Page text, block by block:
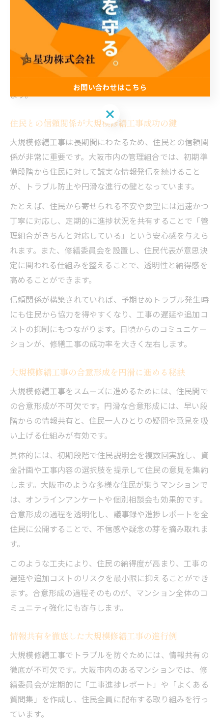
を設けることで、納得感を高めることができます。
説明の際は、専門用語を避けて平易な表現を心がけると
ともに、過去の修繕事例や他マンションの成功例・失敗
例も紹介しましょう。これにより、住民が自分事として
捉えやすくなり、合意形成のスピードアップにつながり
ます。
住民との信頼関係が大規模修繕工事成功の鍵
大規模修繕工事は長期間にわたるため、住民との信頼関
係が非常に重要です。大阪市内の管理組合では、初期準
備段階から住民に対して誠実な情報発信を続けること
が、トラブル防止や円滑な進行の鍵となっています。
たとえば、住民から寄せられる不安や要望には迅速かつ
丁寧に対応し、定期的に進捗状況を共有することで「管
理組合がきちんと対応している」という安心感を与えら
れます。また、修繕委員会を設置し、住民代表が意思決
定に関われる仕組みを整えることで、透明性と納得感を
高めることができます。
信頼関係が構築されていれば、予期せぬトラブル発生時
にも住民から協力を得やすくなり、工事の遅延や追加コ
ストの抑制にもつながります。日頃からのコミュニケー
ションが、修繕工事の成功率を大きく左右します。
大規模修繕工事の合意形成を円滑に進める秘訣
大規模修繕工事をスムーズに進めるためには、住民間で
の合意形成が不可欠です。円滑な合意形成には、早い段
階からの情報共有と、住民一人ひとりの疑問や意見を吸
い上げる仕組みが有効です。
具体的には、初期段階で住民説明会を複数回実施し、資
金計画や工事内容の選択肢を提示して住民の意見を集約
します。大阪市のような多様な住民が集うマンションで
は、オンラインアンケートや個別相談会も効果的です。
合意形成の過程を透明化し、議事録や進捗レポートを全
住民に公開することで、不信感や疑念の芽を摘み取れま
す。
このような工夫により、住民の納得度が高まり、工事の
遅延や追加コストのリスクを最小限に抑えることができ
ます。合意形成の過程そのものが、マンション全体のコ
ミュニティ強化にも寄与します。
情報共有を徹底した大規模修繕工事の進行例
大規模修繕工事でトラブルを防ぐためには、情報共有の
徹底が不可欠です。大阪市内のあるマンションでは、修
繕委員会が定期的に「工事進捗レポート」や「よくある
質問集」を作成し、住民全員に配布する取り組みを行っ
ています。
お問い合わせはこちら
お問い合わせはこちら